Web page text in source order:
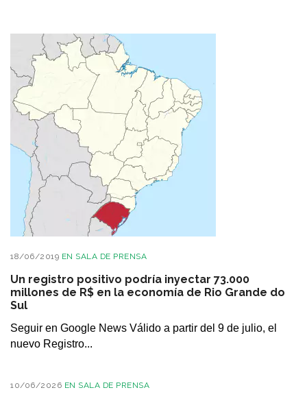
18/06/2019 EN SALA DE PRENSA
Un registro positivo podría inyectar 73.000
millones de R$ en la economía de Rio Grande do
Sul
Seguir en Google News Válido a partir del 9 de julio, el
nuevo Registro...
10/06/2026 EN SALA DE PRENSA